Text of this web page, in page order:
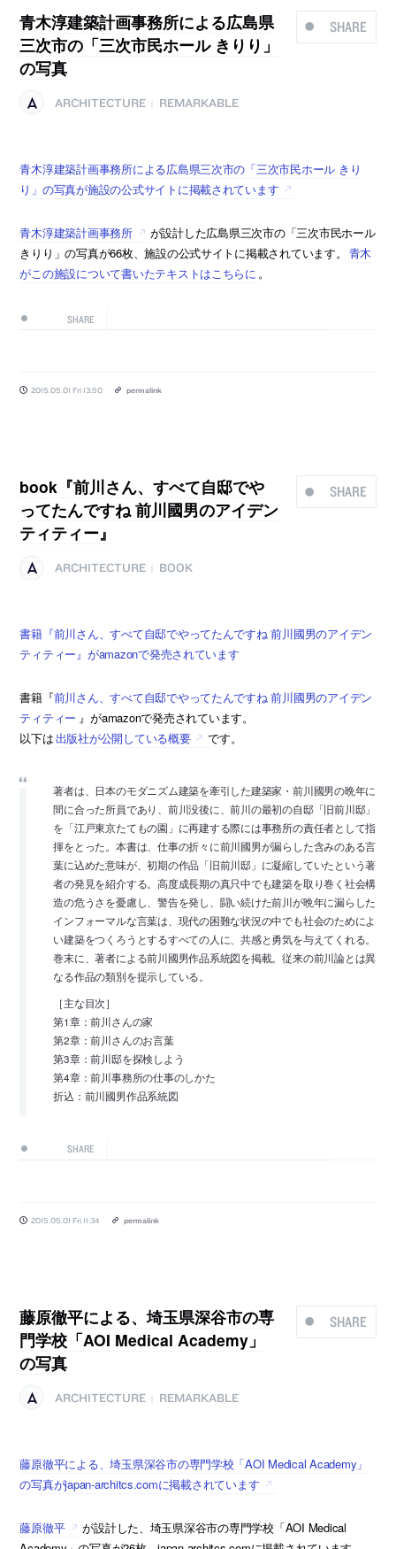
SHARE
青木淳建築計画事務所による広島県
三次市の「三次市民ホール きりり」
の写真
ARCHITECTURE REMARKABLE
青木淳建築計画事務所による広島県三次市の「三次市民ホール きり
り」の写真が施設の公式サイトに掲載されています
青木淳建築計画事務所
が設計した広島県三次市の「三次市民ホール
きりり」の写真が66枚、施設の公式サイトに掲載されています。 青木
がこの施設について書いたテキストはこちらに 。
SHARE
2015.05.01 Fri 13:50 permalink
SHARE
book『前川さん、すべて自邸でや
ってたんですね 前川國男のアイデン
ティティー』
ARCHITECTURE BOOK
書籍『前川さん、すべて自邸でやってたんですね 前川國男のアイデン
ティティー』がamazonで発売されています
書籍『前川さん、すべて自邸でやってたんですね 前川國男のアイデン
ティティー 』がamazonで発売されています。
以下は出版社が公開している概要 です。
著者は、日本のモダニズム建築を牽引した建築家・前川國男の晩年に
間に合った所員であり、前川没後に、前川の最初の自邸「旧前川邸」
を「江戸東京たてもの園」に再建する際には事務所の責任者として指
揮をとった。本書は、仕事の折々に前川國男が漏らした含みのある言
葉に込めた意味が、初期の作品「旧前川邸」に凝縮していたという著
者の発見を紹介する。高度成長期の真只中でも建築を取り巻く社会構
造の危うさを憂慮し、警告を発し、闘い続けた前川が晩年に漏らした
インフォーマルな言葉は、現代の困難な状況の中でも社会のためによ
い建築をつくろうとするすべての人に、共感と勇気を与えてくれる。
巻末に、著者による前川國男作品系統図を掲載。従来の前川論とは異
なる作品の類別を提示している。
［主な目次］
第1章：前川さんの家
第2章：前川さんのお言葉
第3章：前川邸を探検しよう
第4章：前川事務所の仕事のしかた
折込：前川國男作品系統図
SHARE
2015.05.01 Fri 11:34 permalink
SHARE
藤原徹平による、埼玉県深谷市の専
門学校「AOI Medical Academy」
の写真
ARCHITECTURE REMARKABLE
藤原徹平による、埼玉県深谷市の専門学校「AOI Medical Academy」
の写真がjapan-architcs.comに掲載されています
藤原徹平
が設計した、埼玉県深谷市の専門学校「AOI Medical